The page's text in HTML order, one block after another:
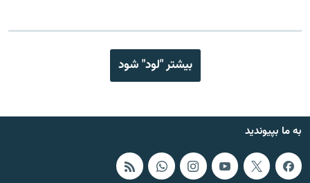
بیشتر "لود" شود
به ما بپیوندید